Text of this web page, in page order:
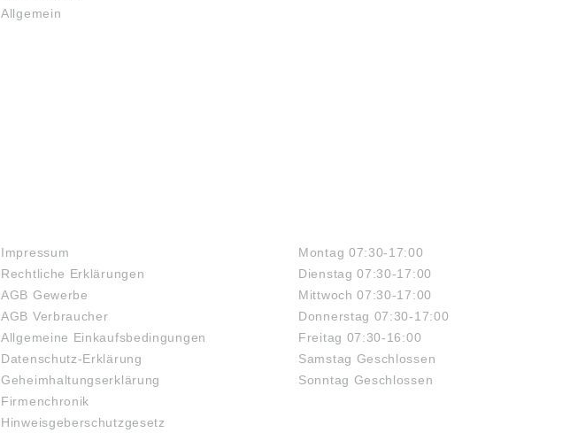
Allgemein
Impressum
Rechtliche Erklärungen
AGB Gewerbe
AGB Verbraucher
Allgemeine Einkaufsbedingungen
Datenschutz-Erklärung
Geheimhaltungserklärung
Firmenchronik
Hinweisgeberschutzgesetz
Montag 07:30-17:00
Dienstag 07:30-17:00
Mittwoch 07:30-17:00
Donnerstag 07:30-17:00
Freitag 07:30-16:00
Samstag Geschlossen
Sonntag Geschlossen